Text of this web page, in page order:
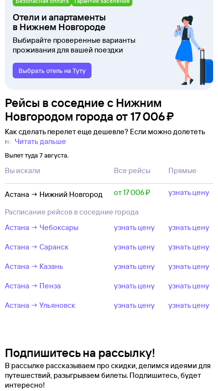
Отели и апартаменты
в Нижнем Новгороде
Выбирайте проверенные варианты
проживания для вашей поездки
Выбрать отель на Туту
Рейсы в соседние с Нижним
Новгородом города от17 ⁠006 ⁠₽
Как сделать перелет еще дешевле? Если можно долететь
на Читать дальше
Вылет туда 7 августа.
Вы искали Все рейсы Прямые
Астана → Нижний Новгород от 17 ⁠006 ⁠₽ узнать цену
Расписание рейсов в соседние города
Астана → Чебоксары
узнать цену узнать цену
Астана → Саранск узнать цену узнать цену
Астана → Казань узнать цену узнать цену
Астана → Пенза узнать цену узнать цену
Астана → Ульяновск узнать цену узнать цену
Подпишитесь на рассылку!
В рассылке рассказываем про скидки, делимся идеями для
путешествий, разыгрываем билеты. Подпишитесь, будет
интересно!